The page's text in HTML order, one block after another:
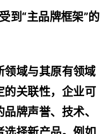
到“主品牌框架”的
领域与其原有领域
的关联性，企业可
牌声誉、技术、